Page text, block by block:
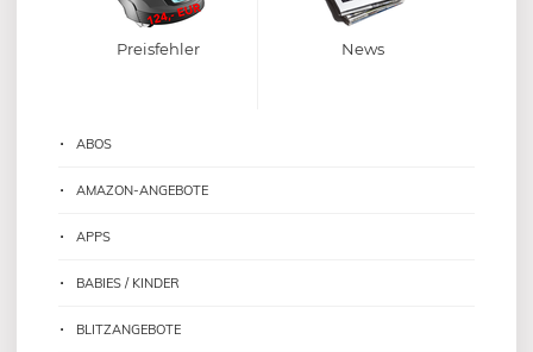
Preisfehler News
ABOS
AMAZON-ANGEBOTE
APPS
BABIES / KINDER
BLITZANGEBOTE